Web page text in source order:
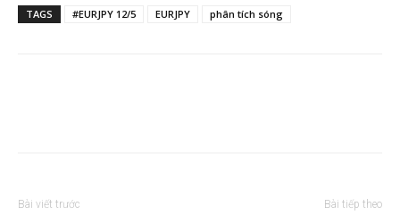
TAGS #EURJPY 12/5 EURJPY phân tích sóng
Bài viết trước Bài tiếp theo